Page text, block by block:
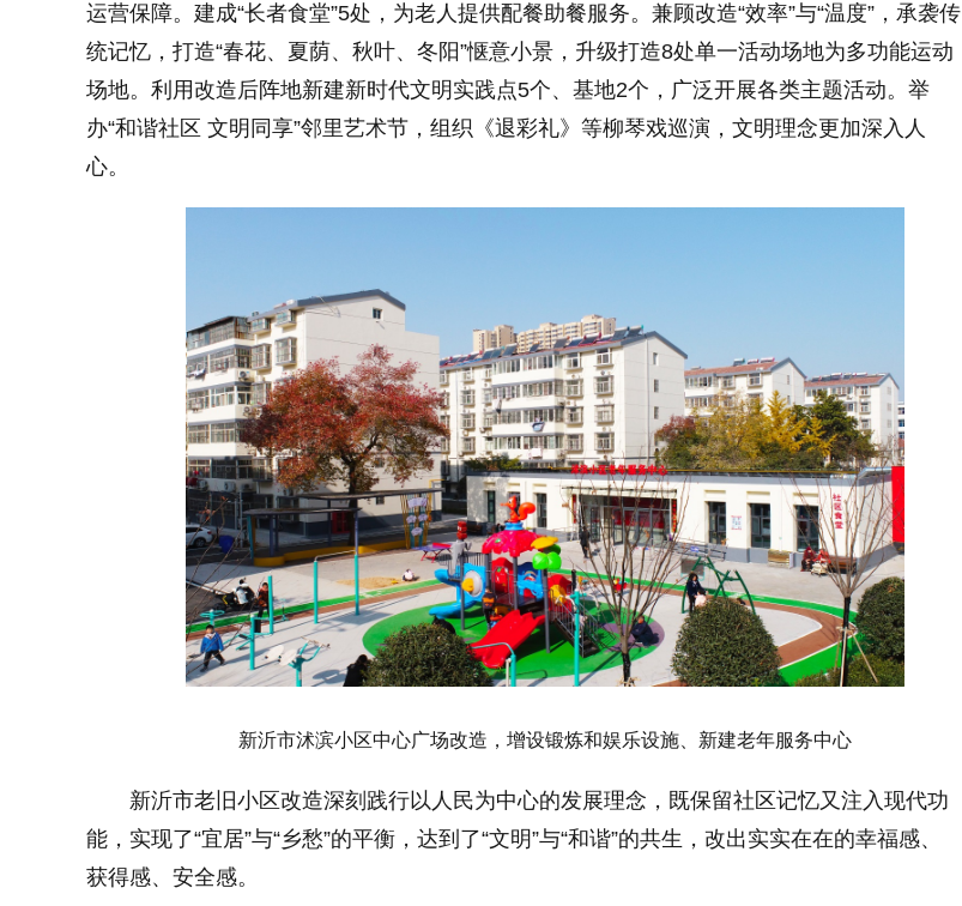
运营保障。建成“长者食堂”5处，为老人提供配餐助餐服务。兼顾改造“效率”与“温度”，承袭传
统记忆，打造“春花、夏荫、秋叶、冬阳”惬意小景，升级打造8处单一活动场地为多功能运动
场地。利用改造后阵地新建新时代文明实践点5个、基地2个，广泛开展各类主题活动。举
办“和谐社区 文明同享”邻里艺术节，组织《退彩礼》等柳琴戏巡演，文明理念更加深入人
心。
新沂市沭滨小区中心广场改造，增设锻炼和娱乐设施、新建老年服务中心
新沂市老旧小区改造深刻践行以人民为中心的发展理念，既保留社区记忆又注入现代功
能，实现了“宜居”与“乡愁”的平衡，达到了“文明”与“和谐”的共生，改出实实在在的幸福感、
获得感、安全感。